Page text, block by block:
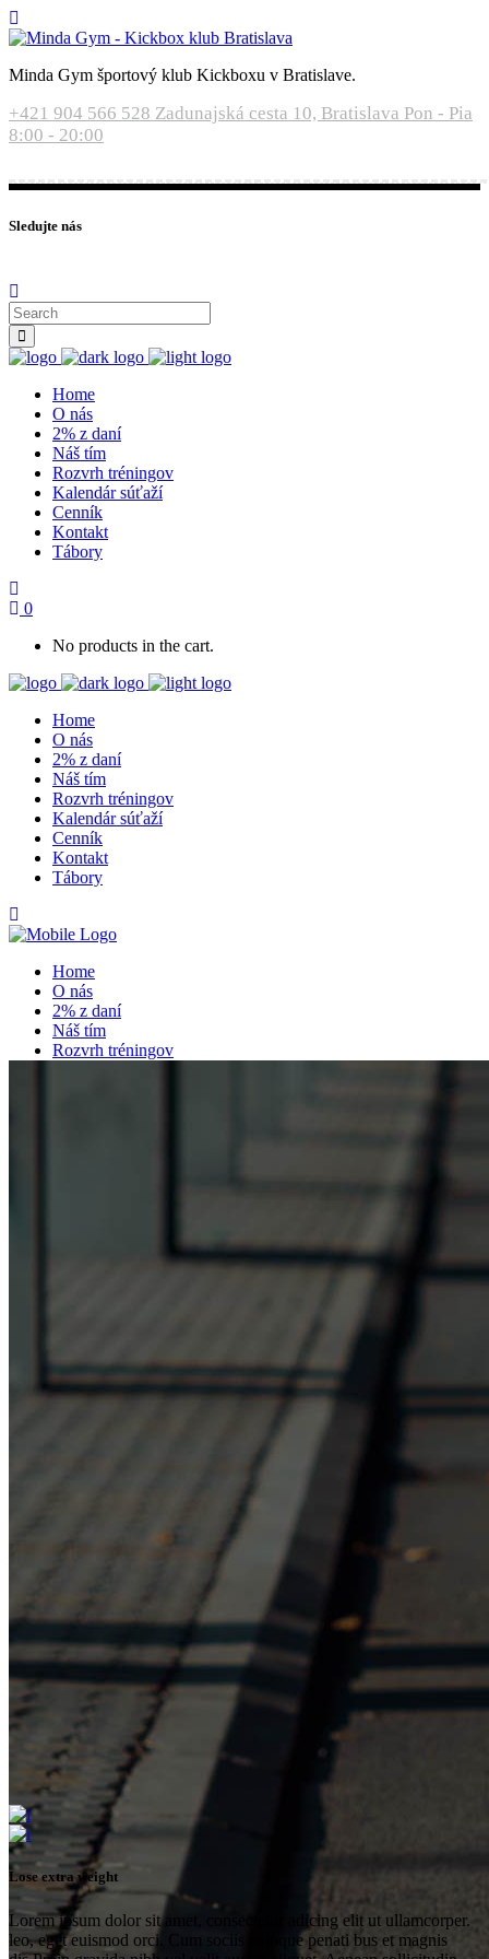
Minda Gym športový klub Kickboxu v Bratislave.
+421 904 566 528 Zadunajská cesta 10, Bratislava Pon - Pia
8:00 - 20:00
Sledujte nás
Home
O nás
2% z daní
Náš tím
Rozvrh tréningov
Kalendár súťaží
Cenník
Kontakt
Tábory
0
No products in the cart.
Home
O nás
2% z daní
Náš tím
Rozvrh tréningov
Kalendár súťaží
Cenník
Kontakt
Tábory
Home
O nás
2% z daní
Náš tím
Rozvrh tréningov
Lose extra weight
Lorem ipsum dolor sit amet, consectetur adicing elit ut ullamcorper.
leo, eget euismod orci. Cum sociis natoque penati bus et magnis